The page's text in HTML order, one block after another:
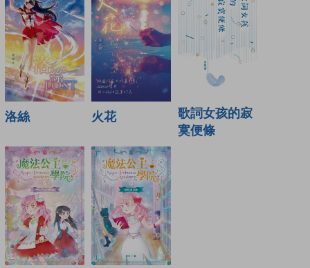
洛絲 火花
歌詞女孩的寂
寞便條